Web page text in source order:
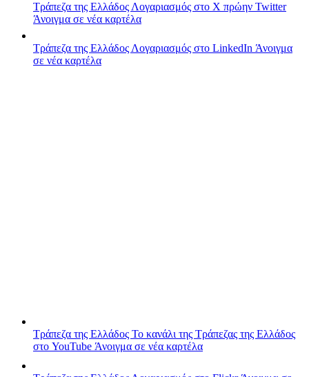
Τράπεζα της Ελλάδος Λογαριασμός στο X πρώην Twitter
Άνοιγμα σε νέα καρτέλα
Τράπεζα της Ελλάδος Λογαριασμός στο LinkedIn Άνοιγμα
σε νέα καρτέλα
Τράπεζα της Ελλάδος Το κανάλι της Τράπεζας της Ελλάδος
στο YouTube Άνοιγμα σε νέα καρτέλα